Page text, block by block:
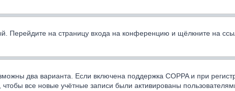
Перейдите на страницу входа на конференцию и щёлкните на
два варианта. Если включена поддержка COPPA и при
все новые учётные записи были активированы